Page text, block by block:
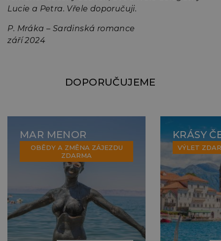
Lucie a Petra. Vřele doporučuji.
P. Mráka – Sardinská romance
září 2024
DOPORUČUJEME
MAR MENOR
OBĚDY A ZMĚNA ZÁJEZDU
ZDARMA
KRÁSY
VÝLET